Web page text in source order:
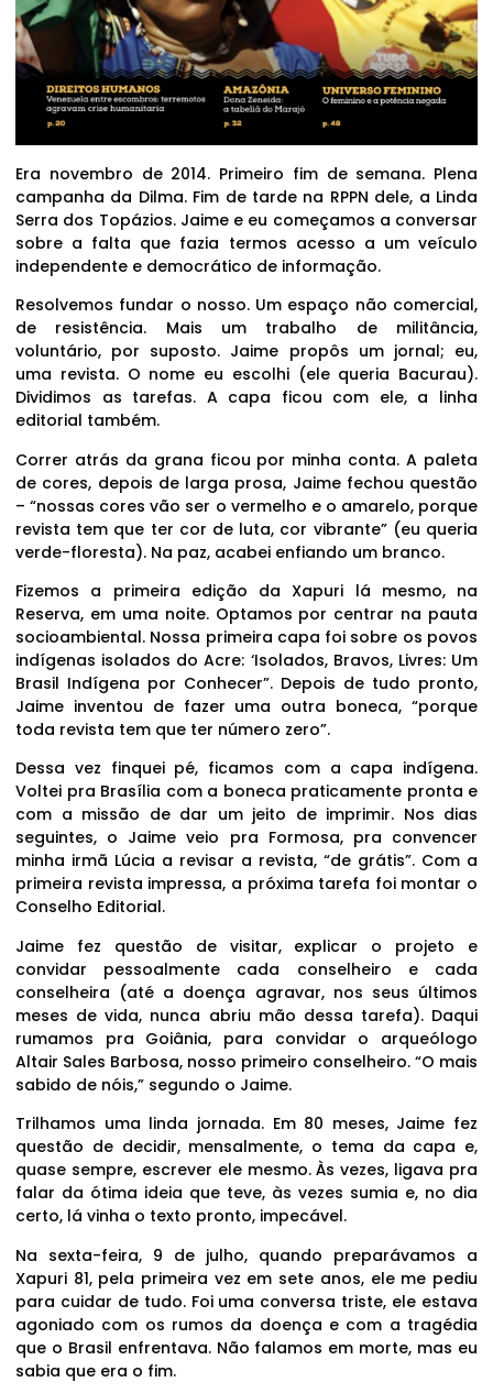
Era novembro de 2014. Primeiro fim de semana. Plena
campanha da Dilma. Fim de tarde na RPPN dele, a Linda
Serra dos Topázios. Jaime e eu começamos a conversar
sobre a falta que fazia termos acesso a um veículo
independente e democrático de informação.
Resolvemos fundar o nosso. Um espaço não comercial,
de resistência. Mais um trabalho de militância,
voluntário, por suposto. Jaime propôs um jornal; eu,
uma revista. O nome eu escolhi (ele queria Bacurau).
Dividimos as tarefas. A capa ficou com ele, a linha
editorial também.
Correr atrás da grana ficou por minha conta. A paleta
de cores, depois de larga prosa, Jaime fechou questão
– “nossas cores vão ser o vermelho e o amarelo, porque
revista tem que ter cor de luta, cor vibrante” (eu queria
verde-floresta). Na paz, acabei enfiando um branco.
Fizemos a primeira edição da Xapuri lá mesmo, na
Reserva, em uma noite. Optamos por centrar na pauta
socioambiental. Nossa primeira capa foi sobre os povos
indígenas isolados do Acre: ‘Isolados, Bravos, Livres: Um
Brasil Indígena por Conhecer”. Depois de tudo pronto,
Jaime inventou de fazer uma outra boneca, “porque
toda revista tem que ter número zero”.
Dessa vez finquei pé, ficamos com a capa indígena.
Voltei pra Brasília com a boneca praticamente pronta e
com a missão de dar um jeito de imprimir. Nos dias
seguintes, o Jaime veio pra Formosa, pra convencer
minha irmã Lúcia a revisar a revista, “de grátis”. Com a
primeira revista impressa, a próxima tarefa foi montar o
Conselho Editorial.
Jaime fez questão de visitar, explicar o projeto e
convidar pessoalmente cada conselheiro e cada
conselheira (até a doença agravar, nos seus últimos
meses de vida, nunca abriu mão dessa tarefa). Daqui
rumamos pra Goiânia, para convidar o arqueólogo
Altair Sales Barbosa, nosso primeiro conselheiro. “O mais
sabido de nóis,” segundo o Jaime.
Trilhamos uma linda jornada. Em 80 meses, Jaime fez
questão de decidir, mensalmente, o tema da capa e,
quase sempre, escrever ele mesmo. Às vezes, ligava pra
falar da ótima ideia que teve, às vezes sumia e, no dia
certo, lá vinha o texto pronto, impecável.
Na sexta-feira, 9 de julho, quando preparávamos a
Xapuri 81, pela primeira vez em sete anos, ele me pediu
para cuidar de tudo. Foi uma conversa triste, ele estava
agoniado com os rumos da doença e com a tragédia
que o Brasil enfrentava. Não falamos em morte, mas eu
sabia que era o fim.